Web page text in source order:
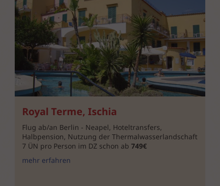
Royal Terme, Ischia
Flug ab/an Berlin - Neapel, Hoteltransfers,
Halbpension, Nutzung der Thermalwasserlandschaft
7 ÜN pro Person im DZ schon ab 749€
mehr erfahren